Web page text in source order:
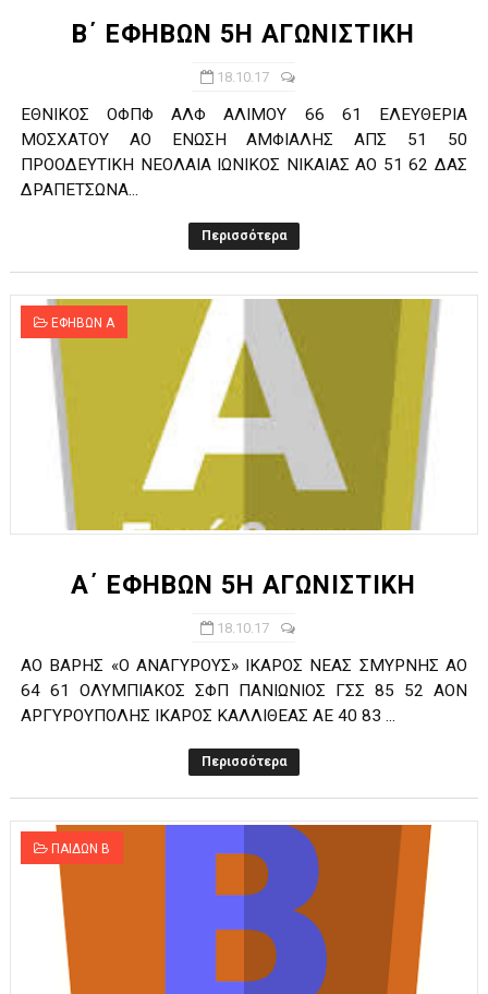
Β΄ ΕΦΗΒΩΝ 5Η ΑΓΩΝΙΣΤΙΚΗ
18.10.17
ΕΘΝΙΚΟΣ ΟΦΠΦ ΑΛΦ ΑΛΙΜΟY 66 61 ΕΛΕΥΘΕΡΙΑ
ΜΟΣΧΑΤΟΥ ΑΟ ΕΝΩΣΗ ΑΜΦΙΑΛΗΣ ΑΠΣ 51 50
ΠΡΟΟΔΕΥΤΙΚΗ ΝΕΟΛΑΙΑ ΙΩΝΙΚΟΣ ΝΙΚΑΙΑΣ ΑΟ 51 62 ΔΑΣ
ΔΡΑΠΕΤΣΩΝΑ...
Περισσότερα
ΕΦΗΒΩΝ Α
Α΄ ΕΦΗΒΩΝ 5Η ΑΓΩΝΙΣΤΙΚΗ
18.10.17
ΑΟ ΒΑΡΗΣ «Ο ΑΝΑΓΥΡΟΥΣ» ΙΚΑΡΟΣ ΝΕΑΣ ΣΜΥΡΝΗΣ ΑΟ
64 61 ΟΛΥΜΠΙΑΚΟΣ ΣΦΠ ΠΑΝΙΩΝΙΟΣ ΓΣΣ 85 52 ΑΟΝ
ΑΡΓΥΡΟΥΠΟΛΗΣ ΙΚΑΡΟΣ ΚΑΛΛΙΘΕΑΣ ΑΕ 40 83 ...
Περισσότερα
ΠΑΙΔΩΝ Β